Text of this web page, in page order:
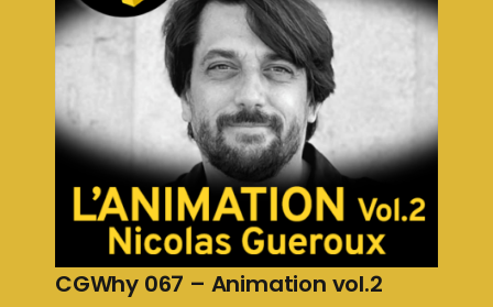
CGWhy 067 – Animation vol.2